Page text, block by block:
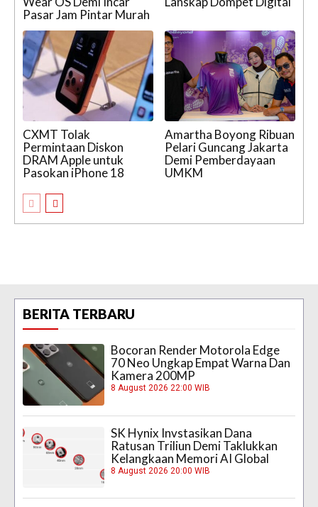
Pasar Jam Pintar Murah
CXMT Tolak
Permintaan Diskon
DRAM Apple untuk
Pasokan iPhone 18
Amartha Boyong Ribuan
Pelari Guncang Jakarta
Demi Pemberdayaan
UMKM
BERITA TERBARU
Bocoran Render Motorola Edge
70 Neo Ungkap Empat Warna Dan
Kamera 200MP
8 August 2026 22:00 WIB
SK Hynix Invstasikan Dana
Ratusan Triliun Demi Taklukkan
Kelangkaan Memori AI Global
8 August 2026 20:00 WIB